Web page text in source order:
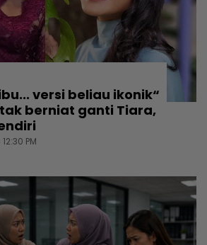
versi beliau ikonik“
berniat ganti Tiara,
PM